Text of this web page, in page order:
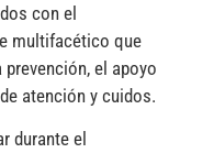
con el
multifacético que
el apoyo
atención y cuidos.
durante el